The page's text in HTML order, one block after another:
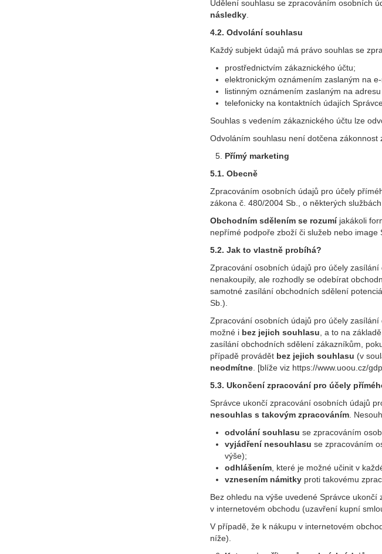
Udělení souhlasu se zpracováním osobních
následky.
4.2. Odvolání souhlasu
Každý subjekt údajů má právo souhlas se
prostřednictvím zákaznického účtu;
elektronickým oznámením zaslaným na
listinným oznámením zaslaným na
telefonicky na kontaktních údajích
Souhlas s vedením zákaznického účtu lze
Odvoláním souhlasu není dotčena
Přímý marketing
5.1. Obecně
Zpracováním osobních údajů pro účely
zákona č. 480/2004 Sb., o některých
Obchodním sdělením se rozumíjakákoli
nepřímé podpoře zboží či služeb nebo image
5.2. Jak to vlastně probíhá?
Zpracování osobních údajů pro účely
nenakoupily, ale rozhodly se odebírat
samotné zasílání obchodních sdělení
Sb.).
Zpracování osobních údajů pro účely
možné i bez jejich souhlasu , a to na
zasílání obchodních sdělení zákazníkům,
případě provádět bez jejich souhlasu (v
neodmítne. [blíže viz https://www.uoou.cz/
5.3. Ukončení zpracování pro účely
Správce ukončí zpracování osobních údajů
nesouhlas s takovým zpracováním.
odvolání souhlasu se zpracováním
vyjádření nesouhlasu se zpracováním
výše);
odhlášením, které je možné učinit v
vznesením námitky proti takovému
Bez ohledu na výše uvedené Správce ukončí
v internetovém obchodu (uzavření kupní
V případě, že k nákupu v internetovém
níže).